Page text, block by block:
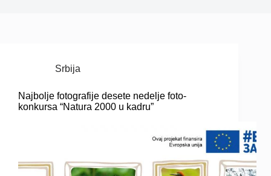
Srbija
Najbolje fotografije desete nedelje foto-
konkursa “Natura 2000 u kadru”